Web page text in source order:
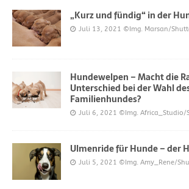
„Kurz und fündig“ in der
Juli 13, 2021 ©Img. Marsan/
Hundewelpen – Macht die
Unterschied bei der Wahl
Familienhundes?
Juli 6, 2021 ©Img. Africa_Studio/
Ulmenride für Hunde – der
Juli 5, 2021 ©Img. Amy_Rene/